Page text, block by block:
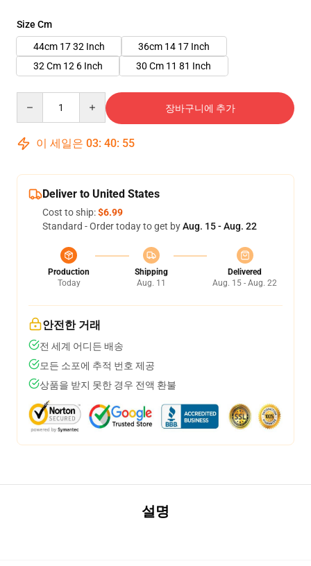
Size Cm
44cm 17 32 Inch
36cm 14 17 Inch
32 Cm 12 6 Inch
30 Cm 11 81 Inch
장바구니에 추가
이 세일은 03: 40: 54
Deliver to United States
Cost to ship:$6.99
Standard - Order today to get byAug. 15 - Aug. 22
Production
Today
Shipping
Aug. 11
Delivered
Aug. 15 - Aug. 22
안전한 거래
전 세계 어디든 배송
모든 소포에 추적 번호 제공
상품을 받지 못한 경우 전액 환불
설명